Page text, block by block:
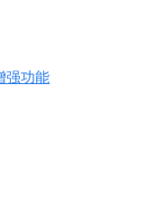
强功能